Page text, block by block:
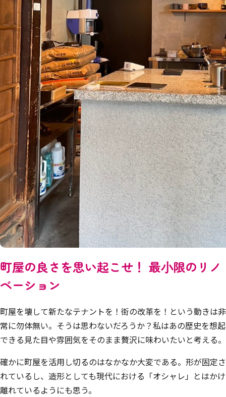
町屋の良さを思い起こせ！ 最⼩限のリノ
ベーション
町屋を壊して新たなテナントを！街の改⾰を！という動きは非
常に勿体無い。そうは思わないだろうか？私はあの歴史を想起
できる見た目や雰囲気をそのまま贅沢に味わいたいと考える。
確かに町屋を活⽤し切るのはなかなか⼤変である。形が固定さ
れているし、造形としても現代における「オシャレ」とはかけ
離れているようにも思う。